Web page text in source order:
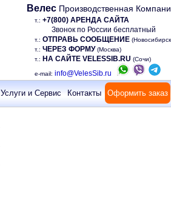
Велес Производственная
т.: +7(800) АРЕНДА САЙТА
Звонок по России бесплатный
т.: ОТПРАВЬ СООБЩЕНИЕ
т.: ЧЕРЕЗ ФОРМУ (Москва)
т.: НА САЙТЕ VELESSIB.RU (Сочи)
e-mail: info@VelesSib.ru
Услуги и Сервис Контакты Оформить заказ